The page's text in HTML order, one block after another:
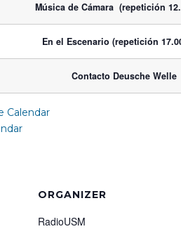
Música de Cámara (repetición 12.30
En el Escenario (repetición 17.00
Contacto Deusche Welle
Calendar
ORGANIZER
RadioUSM